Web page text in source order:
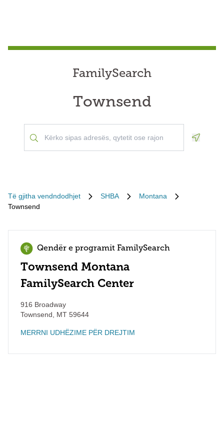
FamilySearch
Townsend
Të gjitha vendndodhjet SHBA
Montana
Townsend
Qendër e programit FamilySearch
Townsend Montana
FamilySearch Center
916 Broadway
Townsend
MT 59644
MERRNI UDHËZIME PËR DREJTIM